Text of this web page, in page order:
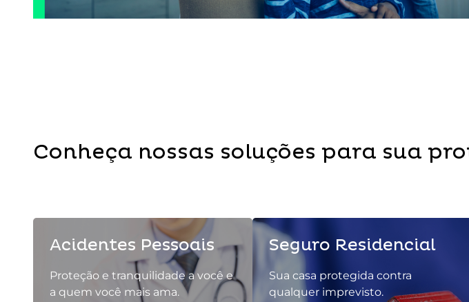
Conheça nossas soluções para sua
Acidentes Pessoais
Proteção e tranquilidade a você e
a quem você mais ama.
Seguro Residencial
Sua casa protegida contra
qualquer imprevisto.